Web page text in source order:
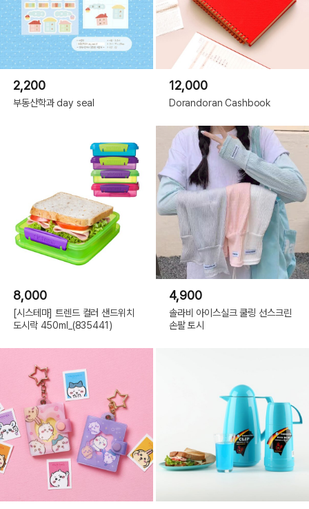
2,200
부동산학과 day seal
12,000
Dorandoran Cashbook
8,000
[시스테마] 트렌드 컬러 샌드위치
도시락 450ml_(835441)
4,900
솔라비 아이스실크 쿨링 선스크린
손팔 토시